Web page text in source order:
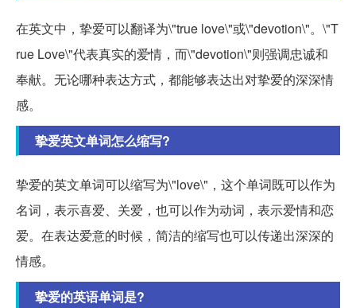
在英文中，挚爱可以翻译为\"true love\"或\"devotion\"。\"T
rue Love\"代表真实的爱情，而\"devotion\"则强调忠诚和
奉献。无论哪种表达方式，都能够表达出对挚爱的深深情
感。
挚爱英文单词怎么缩写?
挚爱的英文单词可以缩写为\"love\"，这个单词既可以作为
名词，表示喜爱、关爱，也可以作为动词，表示爱情和恋
爱。在表达爱意的时候，简洁的缩写也可以传递出深深的
情感。
挚爱的英语单词是?